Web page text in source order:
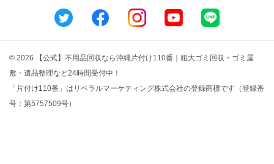
© 2026 【公式】不用品回収なら沖縄片付け110番｜粗大ゴミ回収・ゴミ屋
敷・遺品整理など24時間受付中！
「片付け110番」はリベラルマーケティング株式会社の登録商標です（登録番
号：第5757509号）